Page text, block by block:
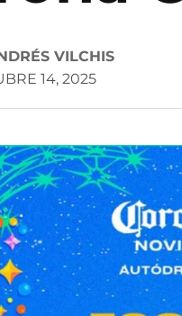
VILCHIS
14, 2025